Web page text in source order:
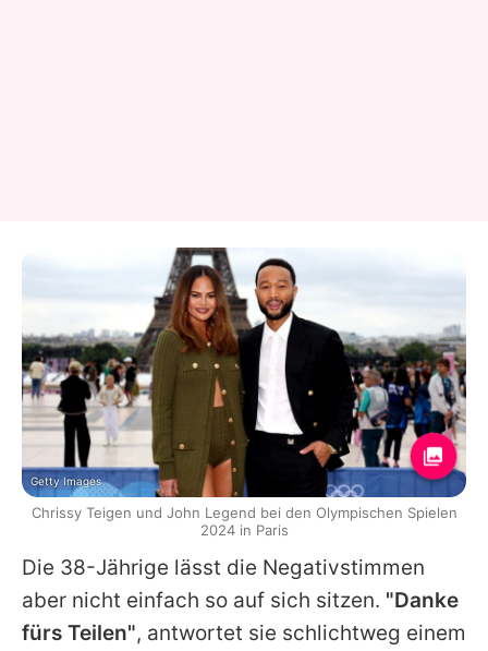
Die 38-Jährige lässt die Negativstimmen
aber nicht einfach so auf sich sitzen. "Danke
fürs Teilen", antwortet sie schlichtweg einem
Getty Images
Chrissy Teigen und John Legend bei den Olympischen Spielen
2024 in Paris